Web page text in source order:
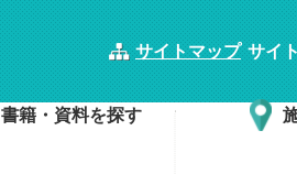
サイトマップ サイ
書籍・資料を探す